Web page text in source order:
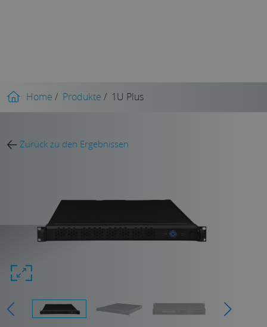
Home / Produkte / 1U Plus
Zurück zu den Ergebnissen